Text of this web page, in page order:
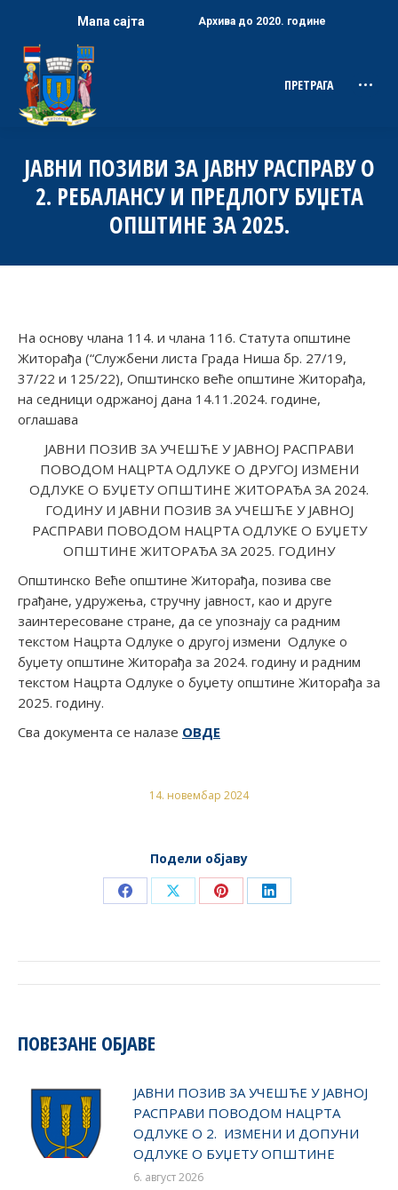
Мапа сајта Архива до 2020. године
Search:
ПРЕТРАГА
ЈАВНИ ПОЗИВИ ЗА ЈАВНУ РАСПРАВУ О
2. РЕБАЛАНСУ И ПРЕДЛОГУ БУЏЕТА
ОПШТИНЕ ЗА 2025.
На основу члана 114. и члана 116. Статута општине
Житорађа (“Службени листа Града Ниша бр. 27/19,
37/22 и 125/22), Општинско веће општине Житорађа,
на седници одржаној дана 14.11.2024. године,
оглашава
ЈАВНИ ПОЗИВ ЗА УЧЕШЋЕ У ЈАВНОЈ РАСПРАВИ
ПОВОДОМ НАЦРТА ОДЛУКЕ О ДРУГОЈ ИЗМЕНИ
ОДЛУКЕ О БУЏЕТУ ОПШТИНЕ ЖИТОРАЂА ЗА 2024.
ГОДИНУ И ЈАВНИ ПОЗИВ ЗА УЧЕШЋЕ У ЈАВНОЈ
РАСПРАВИ ПОВОДОМ НАЦРТА ОДЛУКЕ О БУЏЕТУ
ОПШТИНЕ ЖИТОРАЂА ЗА 2025. ГОДИНУ
Општинско Веће општине Житорађа, позива све
грађане, удружења, стручну јавност, као и друге
заинтересоване стране, да се упознају са радним
текстом Нацрта Одлуке о другој измени Одлуке о
буџету општине Житорађа за 2024. годину и радним
текстом Нацрта Одлуке о буџету општине Житорађа за
2025. годину.
Сва документа се налазе ОВДЕ
14. новембар 2024
Подели објаву
Share
Facebook
Share
X
Share
Pinterest
Share
LinkedIn
ПОВЕЗАНЕ ОБЈАВЕ
ЈАВНИ ПОЗИВ ЗА УЧЕШЋЕ У ЈАВНОЈ
РАСПРАВИ ПОВОДОМ НАЦРТА
ОДЛУКЕ О 2. ИЗМЕНИ И ДОПУНИ
ОДЛУКЕ О БУЏЕТУ ОПШТИНЕ
6. август 2026